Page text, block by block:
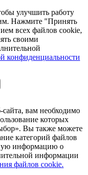
улучшить работу
Нажмите "Принять
всех файлов cookie,
своими
конфиденциальности
вам необходимо
которых
Вы также можете
категорий файлов
информацию о
информации
файлов cookie.